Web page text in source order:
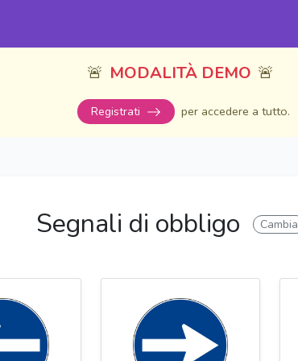
🚨 MODALITÀ DEMO 🚨
Registrati per accedere a tutto.
Segnali di obbligo Cambia